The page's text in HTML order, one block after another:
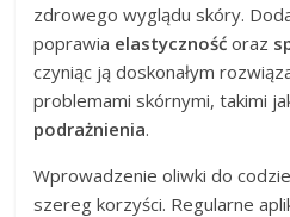
zdrowego wyglądu skóry.
poprawia elastyczność oraz
czyniąc ją doskonałym
problemami skórnymi, takimi
podrażnienia.
Wprowadzenie oliwki do
szereg korzyści. Regularne